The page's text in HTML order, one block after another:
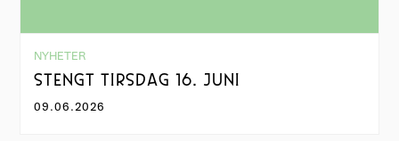
NYHETER
STENGT TIRSDAG 16. JUNI
09.06.2026